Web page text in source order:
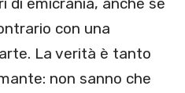
con una
La verità è tanto
non sanno che